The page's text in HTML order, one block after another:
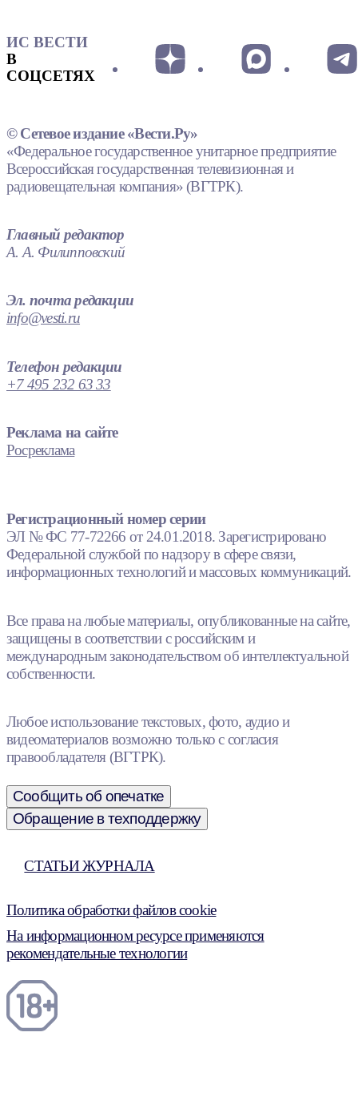
ИС ВЕСТИ
В
СОЦСЕТЯХ
© Сетевое издание «Вести.Ру»
«Федеральное государственное унитарное предприятие
Всероссийская государственная телевизионная и
радиовещательная компания» (ВГТРК).
Главный редактор
А. А. Филипповский
Эл. почта редакции
info@vesti.ru
Телефон редакции
+7 495 232 63 33
Реклама на сайте
Росреклама
Регистрационный номер серии
ЭЛ № ФС 77-72266 от 24.01.2018. Зарегистрировано
Федеральной службой по надзору в сфере связи,
информационных технологий и массовых коммуникаций.
Все права на любые материалы, опубликованные на сайте,
защищены в соответствии с российским и
международным законодательством об интеллектуальной
собственности.
Любое использование текстовых, фото, аудио и
видеоматериалов возможно только с согласия
правообладателя (ВГТРК).
Сообщить об опечатке
Обращение в техподдержку
СТАТЬИ ЖУРНАЛА
Политика обработки файлов cookie
На информационном ресурсе применяются
рекомендательные технологии